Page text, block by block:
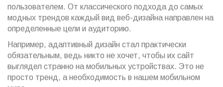
пользователем. От классического подхода до самых
модных трендов каждый вид веб-дизайна направлен на
определенные цели и аудиторию.
Например, адаптивный дизайн стал практически
обязательным, ведь никто не хочет, чтобы их сайт
выглядел странно на мобильных устройствах. Это не
просто тренд, а необходимость в нашем мобильном